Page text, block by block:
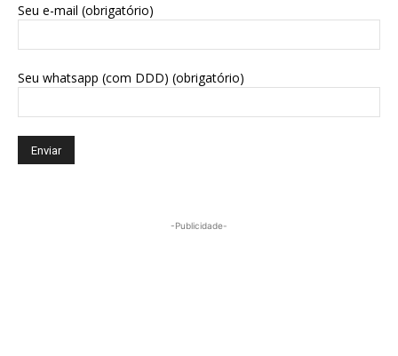
Seu e-mail (obrigatório)
Seu whatsapp (com DDD) (obrigatório)
-Publicidade-